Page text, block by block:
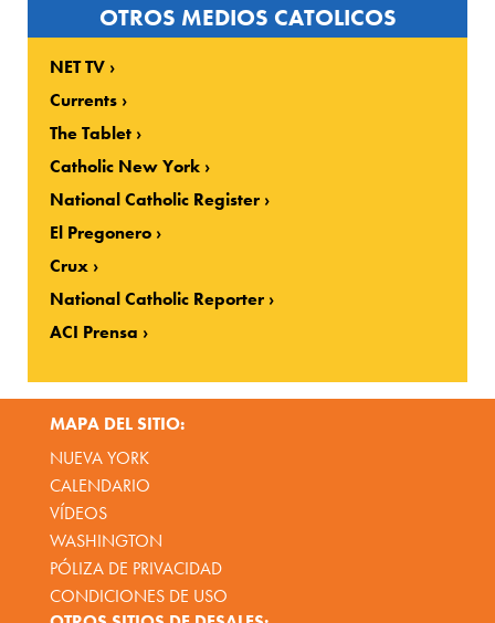
OTROS MEDIOS CATOLICOS
NET TV
Currents
The Tablet
Catholic New York
National Catholic Register
El Pregonero
Crux
National Catholic Reporter
ACI Prensa
MAPA DEL SITIO:
NUEVA YORK
CALENDARIO
VÍDEOS
WASHINGTON
PÓLIZA DE PRIVACIDAD
CONDICIONES DE USO